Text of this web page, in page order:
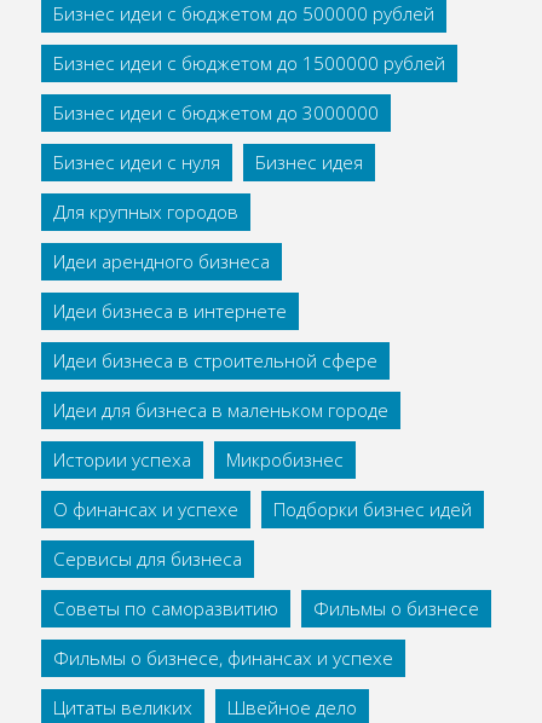
Бизнес идеи с бюджетом до 500000 рублей
Бизнес идеи с бюджетом до 1500000 рублей
Бизнес идеи с бюджетом до 3000000
Бизнес идеи с нуля
Бизнес идея
Для крупных городов
Идеи арендного бизнеса
Идеи бизнеса в интернете
Идеи бизнеса в строительной сфере
Идеи для бизнеса в маленьком городе
Истории успеха
Микробизнес
О финансах и успехе
Подборки бизнес идей
Сервисы для бизнеса
Советы по саморазвитию
Фильмы о бизнесе
Фильмы о бизнесе, финансах и успехе
Цитаты великих
Швейное дело